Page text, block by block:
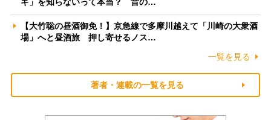
【大竹聡の昼酒御免！】京急線で多摩川越えて「川崎の大衆酒
場」へと昼酒旅 押し寄せるノス…
一覧を見る
著者・連載の一覧を見る